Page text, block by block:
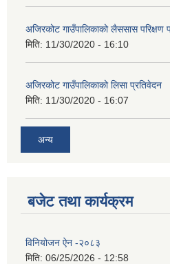
अजिरकोट गाउँपालिकाको लैससास परिक्षण
मिति: 11/30/2020 - 16:10
अजिरकोट गाउँपालिकाको लिसा प्रतिवेदन
मिति: 11/30/2020 - 16:07
अन्य
बजेट तथा कार्यक्रम
विनियोजन ऐन -२०८३
मिति: 06/25/2026 - 12:58